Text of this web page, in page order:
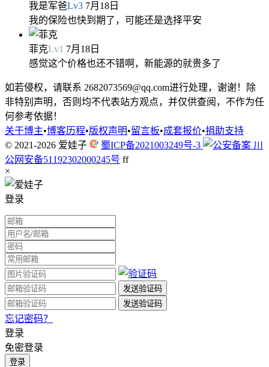
我是军爸Lv3 7月18日
我的保险也快到期了，可能还是选择平安
菲克Lv1 7月18日
感觉这个价格也还不错啊，新能源的就贵多了
如若侵权，请联系 2682073569@qq.com进行处理，谢谢！除
非特别声明，否则均不代表站方观点，并仅供查阅，不作为任
何参考依据！
关于博主•博客历程•版权声明•留言板•成套报价•捐助支持
© 2021-2026 爱娃子 蜀ICP备2021003249号-3
川
公网安备51192302000245号 ff
×
登录
忘记密码？
登录
免密登录